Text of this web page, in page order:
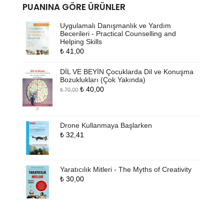
PUANINA GÖRE ÜRÜNLER
Uygulamalı Danışmanlık ve Yardım
Becerileri - Practical Counselling and
Helping Skills
₺41,00
DİL VE BEYİN Çocuklarda Dil ve Konuşma
Bozuklukları (Çok Yakında)
₺70,00 Orijinal
₺40,00Şu
₺ 40,00.
Drone Kullanmaya Başlarken
₺32,41
Yaratıcılık Mitleri - The Myths of Creativity
₺30,00